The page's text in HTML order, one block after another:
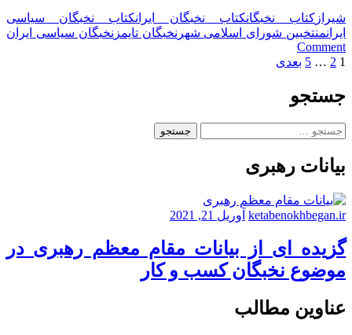
شیراز کتاب نخبگانکتاب نخبگان ایرانکتاب نخبگان سیاسی
ایرانمنتخبین شورای اسلامی شهر نخبگان تایمز نخبگان سیاسی ایران
Comment
on
چهره
سیاسی
در
حوزه
شهری
شهر
شیراز
صفحه‌بندی
1
2
…
5 بعدی
جستجو
جستجو
بیانات رهبری
ketabenokhbegan.ir آوریل 21, 2021
گزیده ای از بیانات مقام معظم رهبری در
موضوع نخبگان کسب و کار
عناوین مطالب